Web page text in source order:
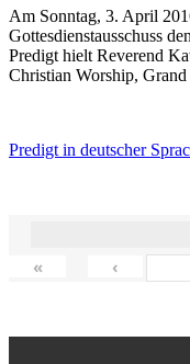
Am Sonntag, 3. April
Gottesdienstausschuss
Predigt hielt Reverend
Christian Worship,
Predigt in deutscher
« ‹